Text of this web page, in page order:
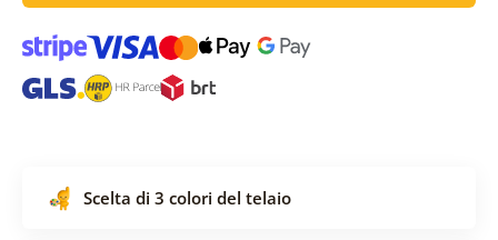
Scelta di 3 colori del telaio